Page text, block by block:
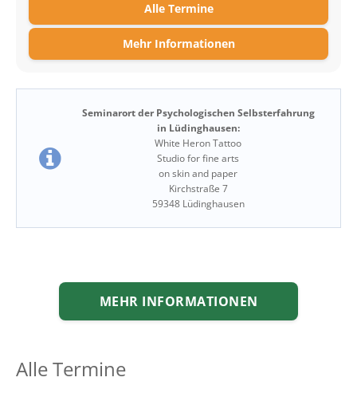
Alle Termine
Mehr Informationen
Seminarort der Psychologischen Selbsterfahrung
in Lüdinghausen:
White Heron Tattoo
Studio for fine arts
on skin and paper
Kirchstraße 7
59348 Lüdinghausen
MEHR INFORMATIONEN
Alle Termine